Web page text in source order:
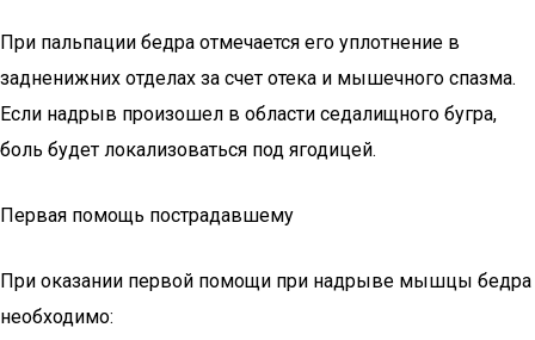
При пальпации бедра отмечается его уплотнение в
задненижних отделах за счет отека и мышечного спазма.
Если надрыв произошел в области седалищного бугра,
боль будет локализоваться под ягодицей.
Первая помощь пострадавшему
При оказании первой помощи при надрыве мышцы бедра
необходимо: